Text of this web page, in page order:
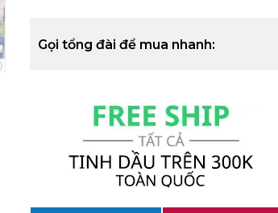
Gọi tổng đài để mua nhanh: